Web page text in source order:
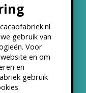
gebruik van
Voor
en om
en
gebruik